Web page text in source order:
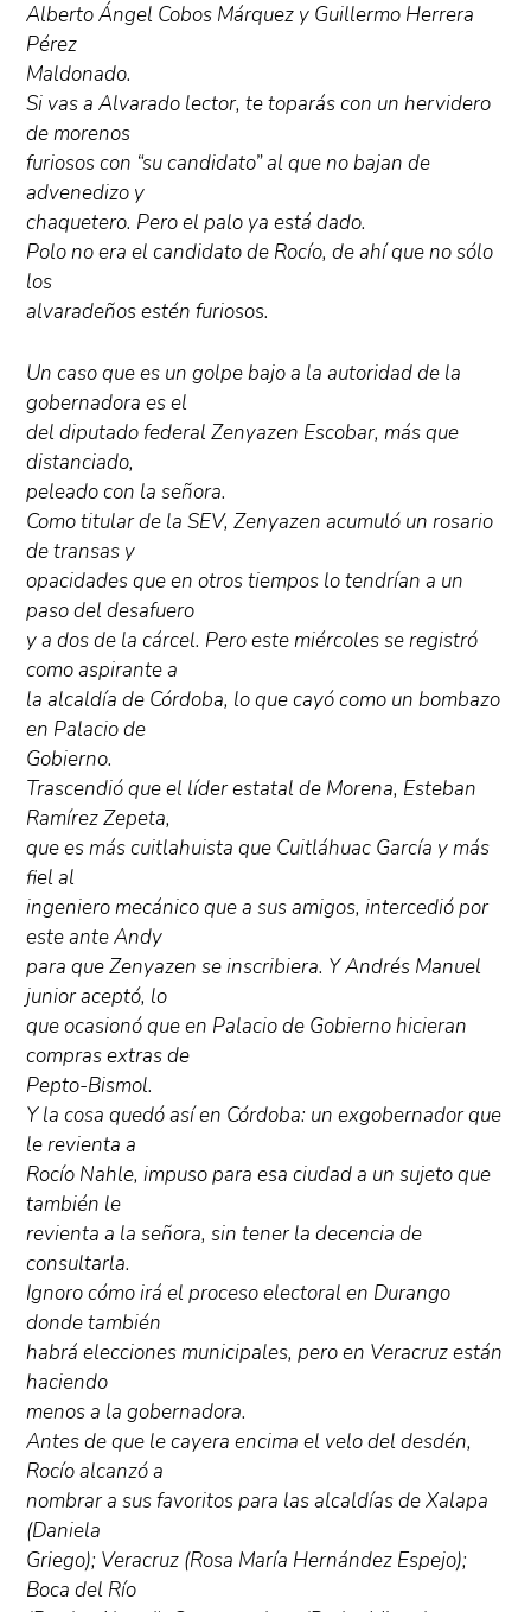
Alberto Ángel Cobos Márquez y Guillermo Herrera
Pérez
Maldonado.
Si vas a Alvarado lector, te toparás con un hervidero
de morenos
furiosos con “su candidato” al que no bajan de
advenedizo y
chaquetero. Pero el palo ya está dado.
Polo no era el candidato de Rocío, de ahí que no sólo
los
alvaradeños estén furiosos.
Un caso que es un golpe bajo a la autoridad de la
gobernadora es el
del diputado federal Zenyazen Escobar, más que
distanciado,
peleado con la señora.
Como titular de la SEV, Zenyazen acumuló un rosario
de transas y
opacidades que en otros tiempos lo tendrían a un
paso del desafuero
y a dos de la cárcel. Pero este miércoles se registró
como aspirante a
la alcaldía de Córdoba, lo que cayó como un bombazo
en Palacio de
Gobierno.
Trascendió que el líder estatal de Morena, Esteban
Ramírez Zepeta,
que es más cuitlahuista que Cuitláhuac García y más
fiel al
ingeniero mecánico que a sus amigos, intercedió por
este ante Andy
para que Zenyazen se inscribiera. Y Andrés Manuel
junior aceptó, lo
que ocasionó que en Palacio de Gobierno hicieran
compras extras de
Pepto-Bismol.
Y la cosa quedó así en Córdoba: un exgobernador que
le revienta a
Rocío Nahle, impuso para esa ciudad a un sujeto que
también le
revienta a la señora, sin tener la decencia de
consultarla.
Ignoro cómo irá el proceso electoral en Durango
donde también
habrá elecciones municipales, pero en Veracruz están
haciendo
menos a la gobernadora.
Antes de que le cayera encima el velo del desdén,
Rocío alcanzó a
nombrar a sus favoritos para las alcaldías de Xalapa
(Daniela
Griego); Veracruz (Rosa María Hernández Espejo);
Boca del Río